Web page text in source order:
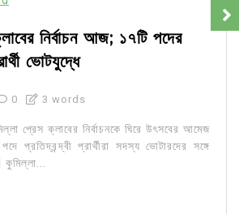
নির্বাচন আজ; ১৭টি পদের
ভোটযুদ্ধে
0 3 words
প্রেস ক্লাবের নির্বাচনকে ঘিরে উৎসবের আমেজ
প্রতিদ্বন্দ্বী প্রার্থীরা সদস্য ভোটারদের সঙ্গে
কুমিল্লা...